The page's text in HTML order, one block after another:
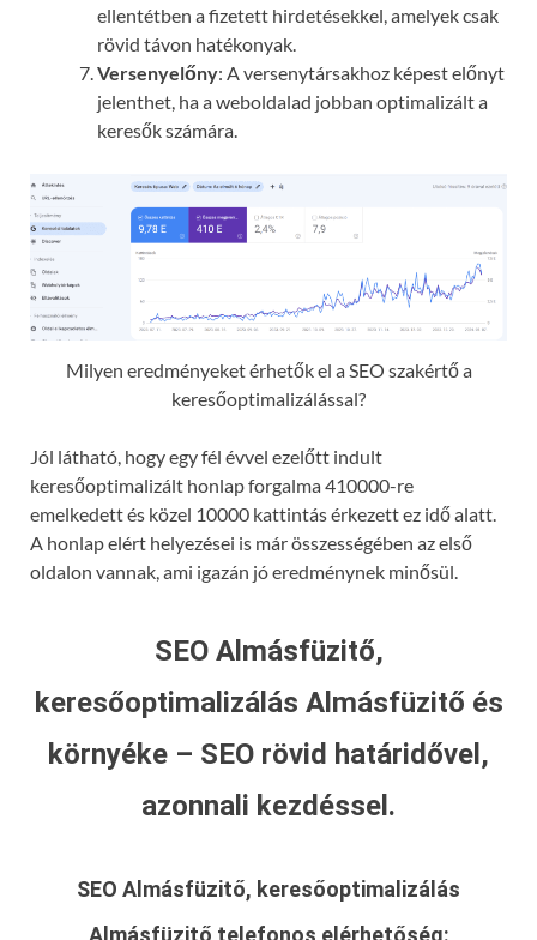
ellentétben a fizetett hirdetésekkel, amelyek csak
rövid távon hatékonyak.
Versenyelőny: A versenytársakhoz képest előnyt
jelenthet, ha a weboldalad jobban optimalizált a
keresők számára.
Milyen eredményeket érhetők el a SEO szakértő a
keresőoptimalizálással?
Jól látható, hogy egy fél évvel ezelőtt indult
keresőoptimalizált honlap forgalma 410000-re
emelkedett és közel 10000 kattintás érkezett ez idő alatt.
A honlap elért helyezései is már összességében az első
oldalon vannak, ami igazán jó eredménynek minősül.
SEO Almásfüzitő,
keresőoptimalizálás Almásfüzitő és
környéke – SEO rövid határidővel,
azonnali kezdéssel.
SEO Almásfüzitő, keresőoptimalizálás
Almásfüzitő telefonos elérhetőség: